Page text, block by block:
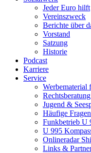
Jeder Euro hilft
Vereinszweck
Berichte über
Vorstand
Satzung
Historie
Podcast
Karriere
Service
Werbematerial
Jugend &
Häufige
Funkbetrieb U
U 995
Onlineradar
Links &